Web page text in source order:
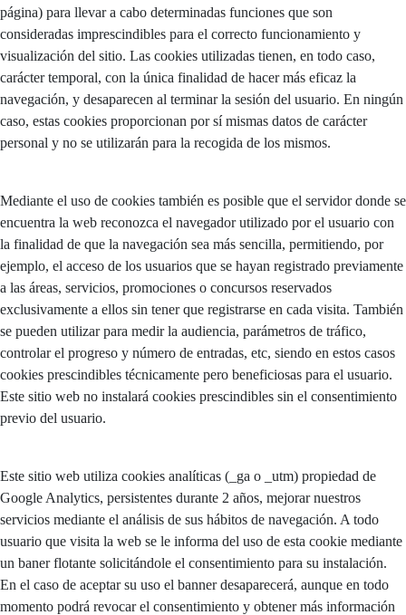
página) para llevar a cabo determinadas funciones que son
consideradas imprescindibles para el correcto funcionamiento y
visualización del sitio. Las cookies utilizadas tienen, en todo caso,
carácter temporal, con la única finalidad de hacer más eficaz la
navegación, y desaparecen al terminar la sesión del usuario. En ningún
caso, estas cookies proporcionan por sí mismas datos de carácter
personal y no se utilizarán para la recogida de los mismos.
Mediante el uso de cookies también es posible que el servidor donde se
encuentra la web reconozca el navegador utilizado por el usuario con
la finalidad de que la navegación sea más sencilla, permitiendo, por
ejemplo, el acceso de los usuarios que se hayan registrado previamente
a las áreas, servicios, promociones o concursos reservados
exclusivamente a ellos sin tener que registrarse en cada visita. También
se pueden utilizar para medir la audiencia, parámetros de tráfico,
controlar el progreso y número de entradas, etc, siendo en estos casos
cookies prescindibles técnicamente pero beneficiosas para el usuario.
Este sitio web no instalará cookies prescindibles sin el consentimiento
previo del usuario.
Este sitio web utiliza cookies analíticas (_ga o _utm) propiedad de
Google Analytics, persistentes durante 2 años, mejorar nuestros
servicios mediante el análisis de sus hábitos de navegación. A todo
usuario que visita la web se le informa del uso de esta cookie mediante
un baner flotante solicitándole el consentimiento para su instalación.
En el caso de aceptar su uso el banner desaparecerá, aunque en todo
momento podrá revocar el consentimiento y obtener más información